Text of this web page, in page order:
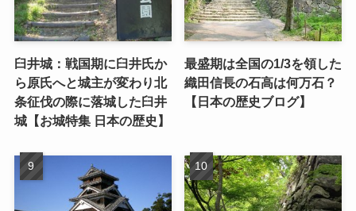
臼井城：戦国期に臼井氏か
ら原氏へと城主が変わり北
条征伐の際に落城した臼井
城【お城特集 日本の歴史】
最盛期は全国の1/3を領した
織田信長の石高は何万石？
【日本の歴史ブログ】